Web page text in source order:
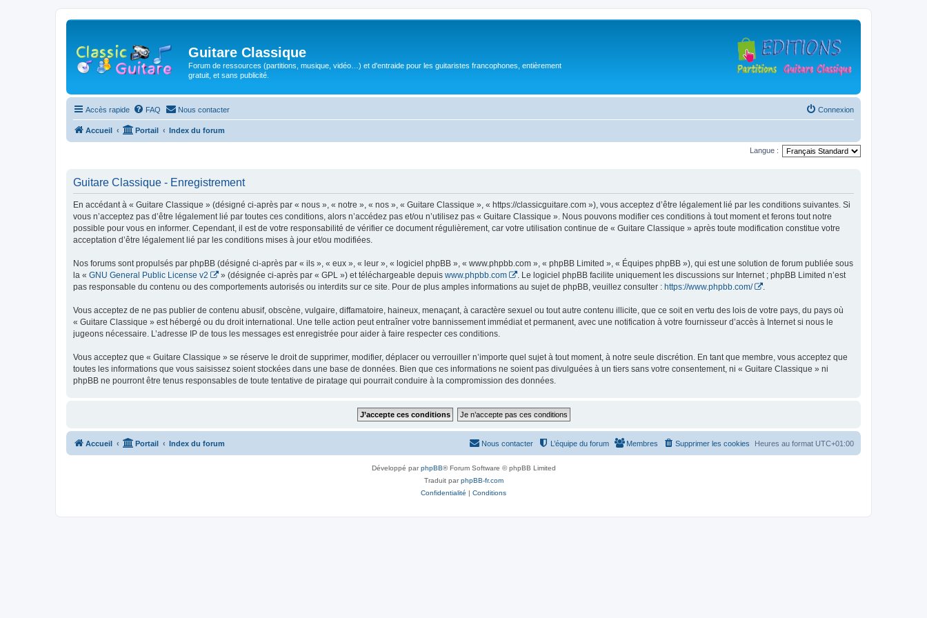
Guitare Classique
Forum de ressources (partitions, musique, vidéo…) et d'entraide pour les guitaristes francophones, entièrement
gratuit, et sans publicité.
Accès rapide FAQ Nous contacter Connexion
Accueil Portail Index du forum
Langue :
Guitare Classique - Enregistrement
En accédant à « Guitare Classique » (désigné ci-après par « nous », « notre », « nos », « Guitare Classique », « https://classicguitare.com »), vous acceptez d’être légalement lié par les conditions suivantes. Si
vous n’acceptez pas d’être légalement lié par toutes ces conditions, alors n’accédez pas et/ou n’utilisez pas « Guitare Classique ». Nous pouvons modifier ces conditions à tout moment et ferons tout notre
possible pour vous en informer. Cependant, il est de votre responsabilité de vérifier ce document régulièrement, car votre utilisation continue de « Guitare Classique » après toute modification constitue votre
acceptation d’être légalement lié par les conditions mises à jour et/ou modifiées.
Nos forums sont propulsés par phpBB (désigné ci-après par « ils », « eux », « leur », « logiciel phpBB », « www.phpbb.com », « phpBB Limited », « Équipes phpBB »), qui est une solution de forum publiée sous
la « GNU General Public License v2 » (désignée ci-après par « GPL ») et téléchargeable depuis www.phpbb.com
. Le logiciel phpBB facilite uniquement les discussions sur Internet ; phpBB Limited n’est
pas responsable du contenu ou des comportements autorisés ou interdits sur ce site. Pour de plus amples informations au sujet de phpBB, veuillez consulter : https://www.phpbb.com/ .
Vous acceptez de ne pas publier de contenu abusif, obscène, vulgaire, diffamatoire, haineux, menaçant, à caractère sexuel ou tout autre contenu illicite, que ce soit en vertu des lois de votre pays, du pays où
« Guitare Classique » est hébergé ou du droit international. Une telle action peut entraîner votre bannissement immédiat et permanent, avec une notification à votre fournisseur d’accès à Internet si nous le
jugeons nécessaire. L’adresse IP de tous les messages est enregistrée pour aider à faire respecter ces conditions.
Vous acceptez que « Guitare Classique » se réserve le droit de supprimer, modifier, déplacer ou verrouiller n’importe quel sujet à tout moment, à notre seule discrétion. En tant que membre, vous acceptez que
toutes les informations que vous saisissez soient stockées dans une base de données. Bien que ces informations ne soient pas divulguées à un tiers sans votre consentement, ni « Guitare Classique » ni
phpBB ne pourront être tenus responsables de toute tentative de piratage qui pourrait conduire à la compromission des données.
Accueil Portail Index du forum Heures au format UTC+01:00
Supprimer les cookies
Membres
L’équipe du forum
Nous contacter
Développé parphpBB® Forum Software © phpBB Limited
Traduit parphpBB-fr.com
Confidentialité | Conditions